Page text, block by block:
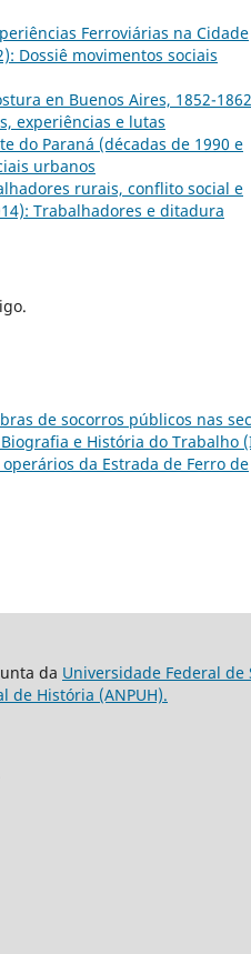
Ferroviárias na Cidade
Dossiê movimentos sociais
en Buenos Aires, 1852-1862
experiências e lutas
do Paraná (décadas de 1990 e
urbanos
rurais, conflito social e
Trabalhadores e ditadura
de socorros públicos nas
e História do Trabalho
da Estrada de Ferro de
da Universidade Federal de
de História (ANPUH).